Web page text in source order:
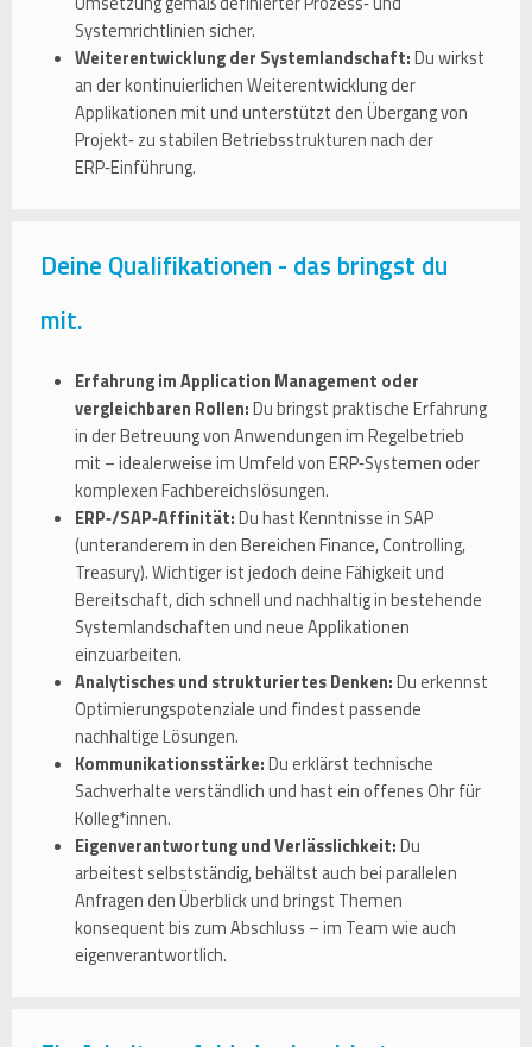
Systemrichtlinien sicher.
Weiterentwicklung der Systemlandschaft:Du wirkst
an der kontinuierlichen Weiterentwicklung der
Applikationen mit und unterstützt den Übergang von
Projekt‑ zu stabilen Betriebsstrukturen nach der
ERP‑Einführung.
Deine Qualifikationen - das bringst du
mit.
Erfahrung im Application Management oder
vergleichbaren Rollen:Du bringst praktische Erfahrung
in der Betreuung von Anwendungen im Regelbetrieb
mit – idealerweise im Umfeld von ERP‑Systemen oder
komplexen Fachbereichslösungen.
ERP‑/SAP‑Affinität:Du hast Kenntnisse in SAP
(unteranderem in den Bereichen Finance, Controlling,
Treasury). Wichtiger ist jedoch deine Fähigkeit und
Bereitschaft, dich schnell und nachhaltig in bestehende
Systemlandschaften und neue Applikationen
einzuarbeiten.
Analytisches und strukturiertes Denken:Du erkennst
Optimierungspotenziale und findest passende
nachhaltige Lösungen.
Kommunikationsstärke:Du erklärst technische
Sachverhalte verständlich und hast ein offenes Ohr für
Kolleg*innen.
Eigenverantwortung und Verlässlichkeit:Du
arbeitest selbstständig, behältst auch bei parallelen
Anfragen den Überblick und bringst Themen
konsequent bis zum Abschluss – im Team wie auch
eigenverantwortlich.